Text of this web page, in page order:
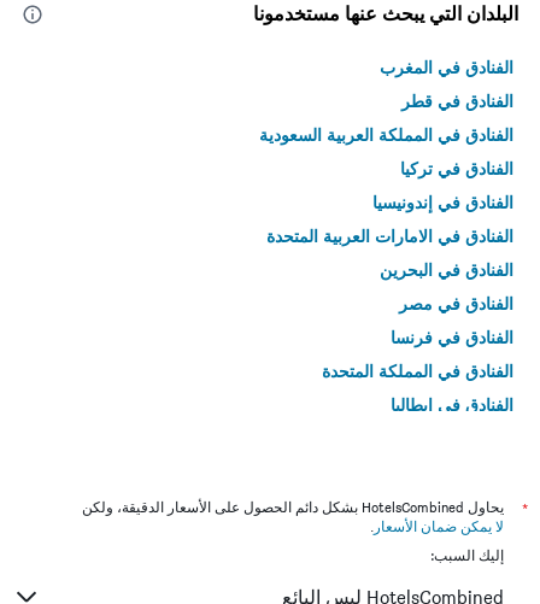
البلدان التي يبحث عنها مستخدمونا
الفنادق في المغرب
الفنادق في قطر
الفنادق في المملكة العربية السعودية
الفنادق في تركيا
الفنادق في إندونيسيا
الفنادق في الامارات العربية المتحدة
الفنادق في البحرين
الفنادق في مصر
الفنادق في فرنسا
الفنادق في المملكة المتحدة
الفنادق في إيطاليا
*
يحاول HotelsCombined بشكل دائم الحصول على الأسعار الدقيقة، ولكن
لا يمكن ضمان الأسعار .
إليك السبب:
HotelsCombined ليس البائع